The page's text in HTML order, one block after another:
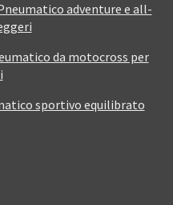
adventure e all-
da motocross per
sportivo equilibrato